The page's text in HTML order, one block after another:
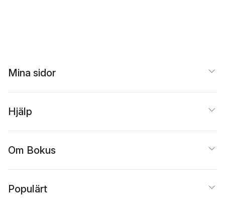
Mina sidor
Hjälp
Om Bokus
Populärt